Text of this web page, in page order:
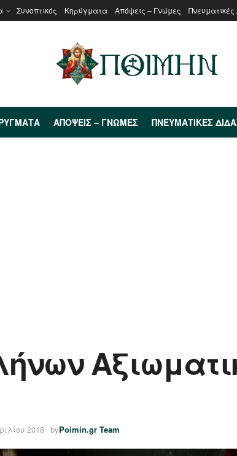
Συνοπτικός Κηρύγματα Απόψεις – Γνώμες
ΑΠΌΨΕΙΣ – ΓΝΏΜΕΣ ΠΝΕΥΜΑΤΙΚΈΣ
2018 byPoimin.gr Team